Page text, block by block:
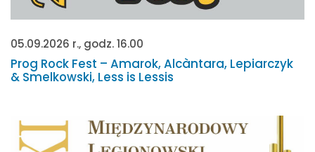
05.09.2026 r., godz. 16.00
Prog Rock Fest – Amarok, Alcàntara, Lepiarczyk
& Smelkowski, Less is Lessis